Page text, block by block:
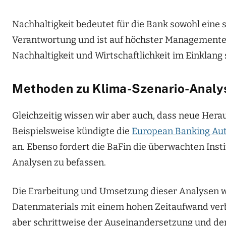
Nachhaltigkeit bedeutet für die Bank sowohl eine
Verantwortung und ist auf höchster
Nachhaltigkeit und Wirtschaftlichkeit im Einklang
Methoden zu Klima-Szenario-
Gleichzeitig wissen wir aber auch, dass neue
Beispielsweise kündigte die European Banking
an. Ebenso fordert die BaFin die überwachten
Analysen zu befassen.
Die Erarbeitung und Umsetzung dieser Analysen
Datenmaterials mit einem hohen Zeitaufwand
aber schrittweise der Auseinandersetzung und